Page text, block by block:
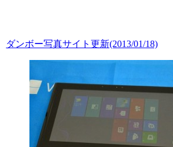
ダンボー写真サイト更新(2013/01/18)